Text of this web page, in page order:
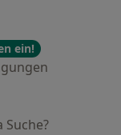
ein!